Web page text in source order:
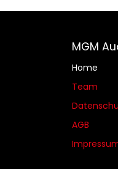
MGM
Home
Team
AGB​​